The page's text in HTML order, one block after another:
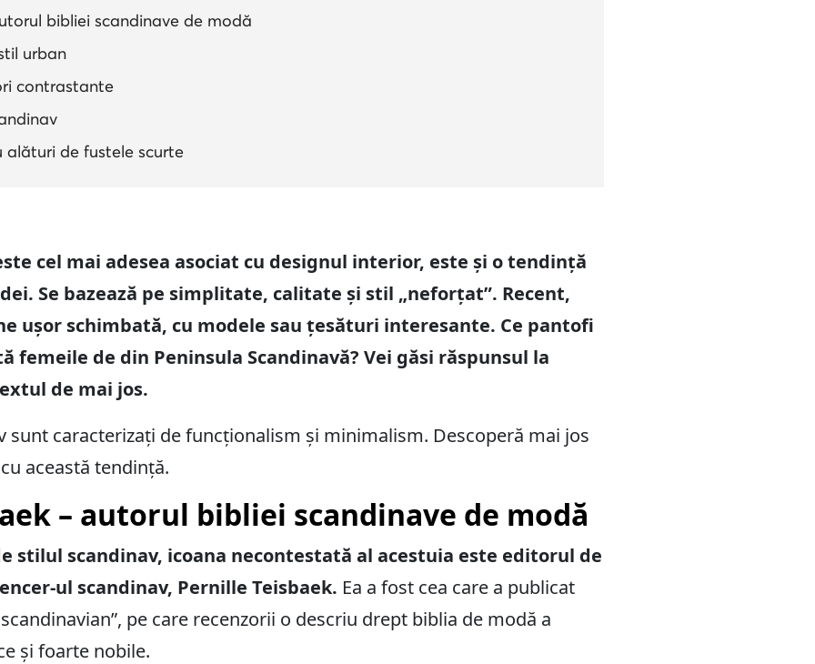
bibliei scandinave de modă
urban
contrastante
alături de fustele scurte
cel mai adesea asociat cu designul interior, este și o tendință
Se bazează pe simplitate, calitate și stil „neforțat”. Recent,
ușor schimbată, cu modele sau țesături interesante. Ce pantofi
femeile de din Peninsula Scandinavă? Vei găsi răspunsul la
de mai jos.
sunt caracterizați de funcționalism și minimalism. Descoperă mai jos
această tendință.
– autorul bibliei scandinave de modă
stilul scandinav, icoana necontestată al acestuia este editorul de
ul scandinav, Pernille Teisbaek. Ea a fost cea care a publicat
pe care recenzorii o descriu drept biblia de modă a
și foarte nobile.